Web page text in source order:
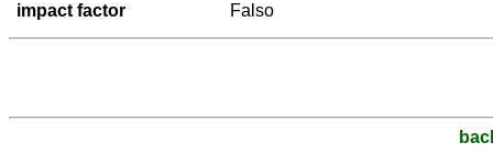
impact factor Falso